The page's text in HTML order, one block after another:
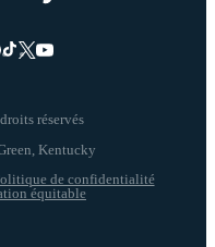
réservés
de confidentialité
équitable